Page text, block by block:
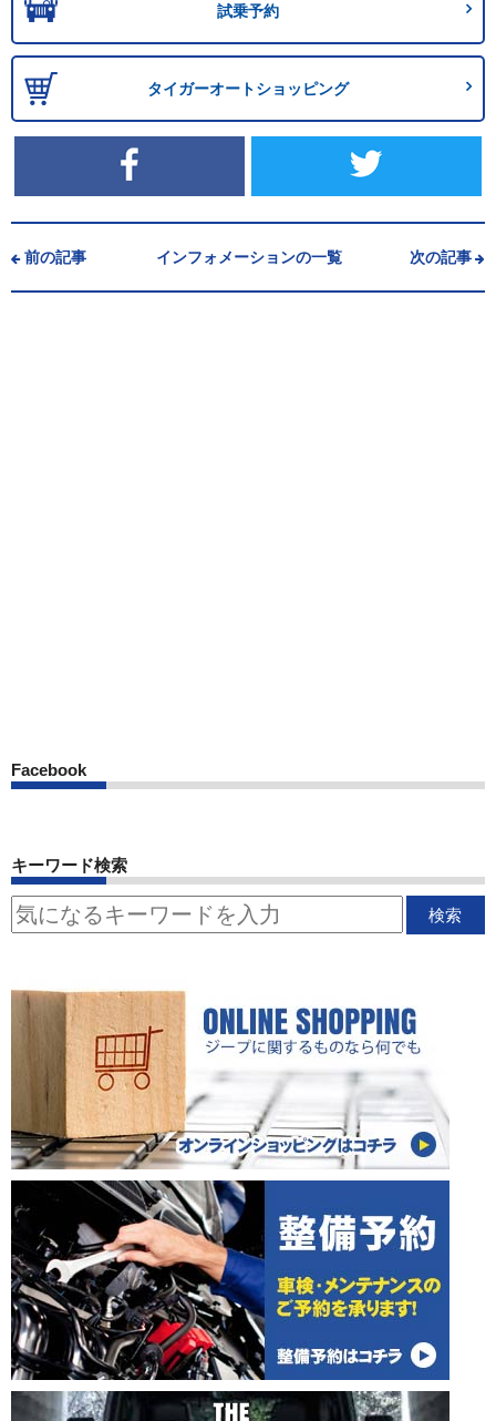
試乗予約
タイガーオートショッピング
前の記事 インフォメーションの一覧 次の記事
Facebook
キーワード検索